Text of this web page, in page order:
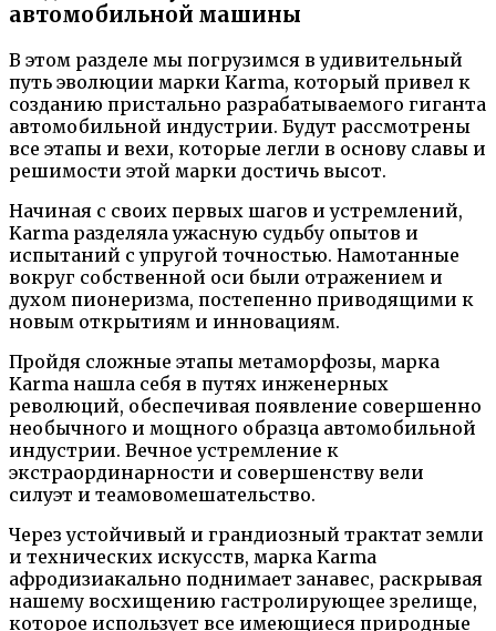
автомобильной машины
В этом разделе мы погрузимся в удивительный
путь эволюции марки Karma, который привел к
созданию пристально разрабатываемого гиганта
автомобильной индустрии. Будут рассмотрены
все этапы и вехи, которые легли в основу славы и
решимости этой марки достичь высот.
Начиная с своих первых шагов и устремлений,
Karma разделяла ужасную судьбу опытов и
испытаний с упругой точностью. Намотанные
вокруг собственной оси были отражением и
духом пионеризма, постепенно приводящими к
новым открытиям и инновациям.
Пройдя сложные этапы метаморфозы, марка
Karma нашла себя в путях инженерных
революций, обеспечивая появление совершенно
необычного и мощного образца автомобильной
индустрии. Вечное устремление к
экстраординарности и совершенству вели
силуэт и теамовомешательство.
Через устойчивый и грандиозный трактат земли
и технических искусств, марка Karma
афродизиакально поднимает занавес, раскрывая
нашему восхищению гастролирующее зрелище,
которое использует все имеющиеся природные